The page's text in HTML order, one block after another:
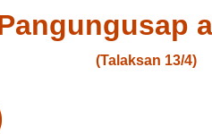
(Talaksan 13/4)